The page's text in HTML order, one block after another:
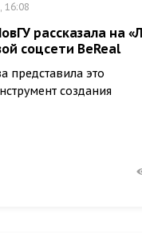
16:08
рассказала на
соцсети BeReal
представила это
создания